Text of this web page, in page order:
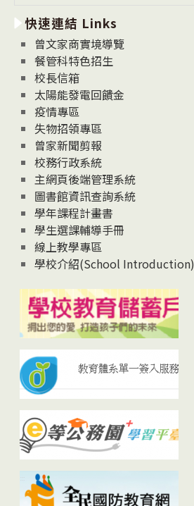
消
息
News
快速連結 Links
曾文家商實境導覽
餐管科特色招生
校長信箱
太陽能發電回饋金
疫情專區
失物招領專區
曾家新聞剪報
校務行政系統
主網頁後端管理系統
圖書館資訊查詢系統
學年課程計畫書
學生選課輔導手冊
線上教學專區
學校介紹(School Introduction)